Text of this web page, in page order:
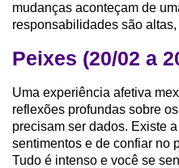
mudanças aconteçam de
responsabilidades são
Peixes (20/02 a
Uma experiência afetiva
reflexões profundas sobre
precisam ser dados. Existe
sentimentos e de confiar no
Tudo é intenso e você se